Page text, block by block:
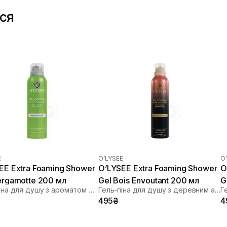
Extra Foaming Shower
200 мл
Гель-піна для душу з ароматом бергамоту
O’LYSEE
O’LYSEE Extra Foaming Shower
Gel Bois Envoutant 200 мл
Гель-піна для душу з деревним ароматом
495₴